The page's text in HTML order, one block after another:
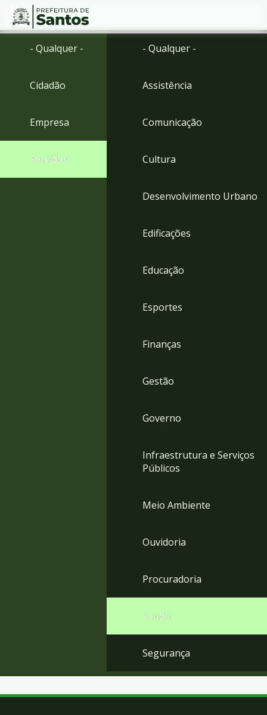
Ir
menu
para
Conteúdo
- Qualquer -
Cidadão
Empresa
Servidor
- Qualquer -
Assistência
Comunicação
Cultura
Desenvolvimento Urbano
Edificações
Educação
Esportes
Finanças
Gestão
Governo
Infraestrutura e Serviços
Públicos
Meio Ambiente
Ouvidoria
Procuradoria
Saúde
Segurança